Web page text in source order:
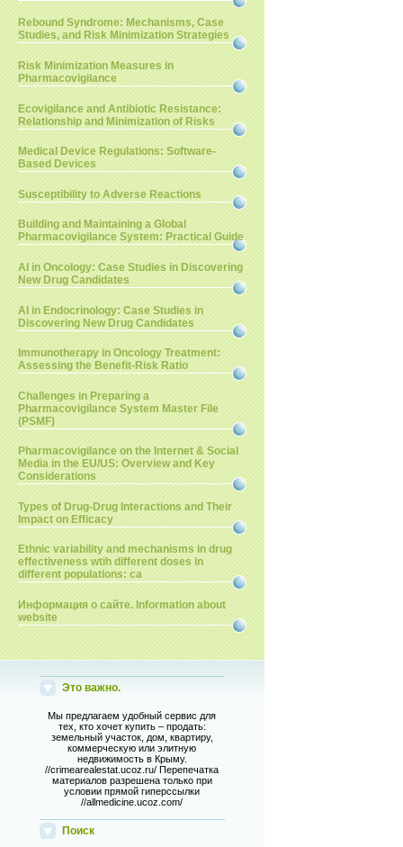
Rebound Syndrome: Mechanisms, Case
Studies, and Risk Minimization Strategies
Risk Minimization Measures in
Pharmacovigilance
Ecovigilance and Antibiotic Resistance:
Relationship and Minimization of Risks
Medical Device Regulations: Software-
Based Devices
Susceptibility to Adverse Reactions
Building and Maintaining a Global
Pharmacovigilance System: Practical Guide
AI in Oncology: Case Studies in Discovering
New Drug Candidates
AI in Endocrinology: Case Studies in
Discovering New Drug Candidates
Immunotherapy in Oncology Treatment:
Assessing the Benefit-Risk Ratio
Challenges in Preparing a
Pharmacovigilance System Master File
(PSMF)
Pharmacovigilance on the Internet & Social
Media in the EU/US: Overview and Key
Considerations
Types of Drug-Drug Interactions and Their
Impact on Efficacy
Ethnic variability and mechanisms in drug
effectiveness wtih different doses in
different populations: ca
Информация о сайте. Information about
website
Это важно.
Мы предлагаем удобный сервис для
тех, кто хочет купить – продать:
земельный участок, дом, квартиру,
коммерческую или элитную
недвижимость в Крыму.
//crimearealestat.ucoz.ru/ Перепечатка
материалов разрешена только при
условии прямой гиперссылки
//allmedicine.ucoz.com/
Поиск